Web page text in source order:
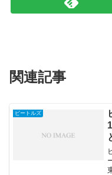
関連記事
ビートルズ